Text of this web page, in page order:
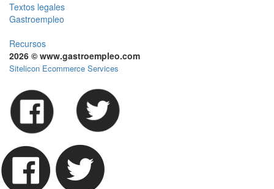
Textos legales
Gastroempleo
Recursos
2026 © www.gastroempleo.com
Sitelicon Ecommerce Services